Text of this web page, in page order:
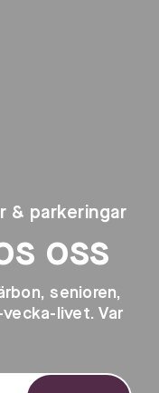
& parkeringar
oss
senioren,
livet. Var